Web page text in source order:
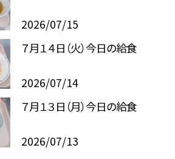
2026/07/15
７月１４日（火）今日の給食
2026/07/14
７月１３日（月）今日の給食
2026/07/13